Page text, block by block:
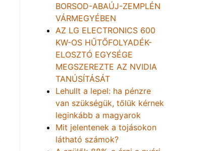
BORSOD-ABAÚJ-ZEMPLÉN
VÁRMEGYÉBEN
AZ LG ELECTRONICS 600
KW-OS HŰTŐFOLYADÉK-
ELOSZTÓ EGYSÉGE
MEGSZEREZTE AZ NVIDIA
TANÚSÍTÁSÁT
Lehullt a lepel: ha pénzre
van szükségük, tőlük kérnek
leginkább a magyarok
Mit jelentenek a tojásokon
látható számok?